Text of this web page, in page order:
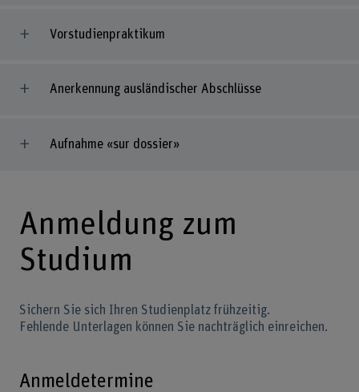
Vorstudienpraktikum
Anerkennung ausländischer Abschlüsse
Aufnahme «sur dossier»
Anmeldung zum
Studium
Sichern Sie sich Ihren Studienplatz frühzeitig.
Fehlende Unterlagen können Sie nachträglich einreichen.
Anmeldetermine